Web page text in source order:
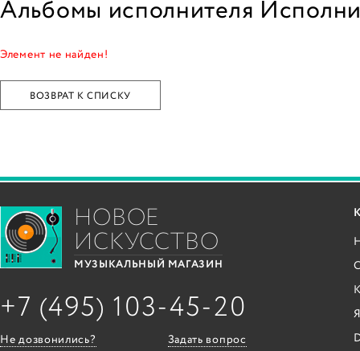
Альбомы исполнителя
Элемент не найден!
ВОЗВРАТ К СПИСКУ
НОВОЕ
ИСКУССТВО
МУЗЫКАЛЬНЫЙ МАГАЗИН
+7 (495) 103-45-20
Не дозвонились? Задать вопрос